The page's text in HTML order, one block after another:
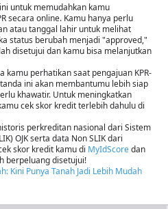
untuk memudahkan kamu
secara online. Kamu hanya perlu
atau tanggal lahir untuk melihat
status berubah menjadi "approved,"
disetujui dan kamu bisa melanjutkan
kamu perhatikan saat pengajuan KPR-
ini akan membantumu lebih siap
khawatir. Untuk meningkatkan
cek skor kredit terlebih dahulu di
perkreditan nasional dari Sistem
OJK serta data Non SLIK dari
skor kredit kamu di MyIdScoredan
berpeluang disetujui!
Kini Punya Tanah Jadi Lebih Mudah